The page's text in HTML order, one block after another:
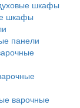
шкафы
шкафы
панели
варочные